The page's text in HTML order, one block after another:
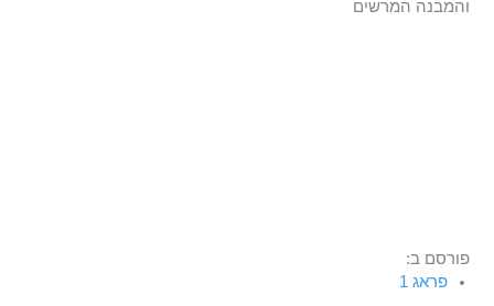
פורסם ב:
פראג 1